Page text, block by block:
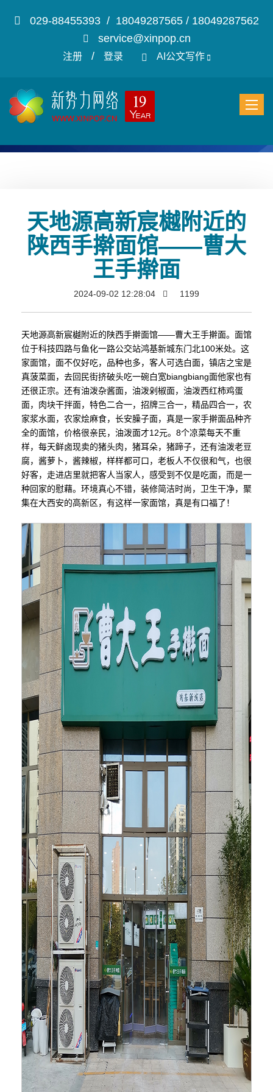
029-88455393 / 18049287565 / 18049287562
service@xinpop.cn
注册/ 登录 AI公文写作
天地源高新宸樾附近的
陕西手擀面馆——曹大
王手擀面
2024-09-02 12:28:04 1199
天地源高新宸樾附近的陕西手擀面馆——曹大王手擀面。面馆
位于科技四路与鱼化一路公交站鸿基新城东门北100米处。这
家面馆，面不仅好吃，品种也多，客人可选白面，镇店之宝是
真菠菜面，去回民街挤破头吃一碗白宽biangbiang面他家也有
还很正宗。还有油泼杂酱面，油泼剁椒面，油泼西红柿鸡蛋
面，肉块干拌面，特色二合一，招牌三合一，精品四合一，农
家浆水面，农家烩麻食，长安臊子面，真是一家手擀面品种齐
全的面馆，价格很亲民，油泼面才12元。8个凉菜每天不重
样，每天鲜卤现卖的猪头肉，猪耳朵，猪蹄子，还有油泼老豆
腐，酱萝卜，酱辣椒，样样都可口，老板人不仅很和气，也很
好客，走进店里就把客人当家人，感受到不仅是吃面，而是一
种回家的慰藉。环境真心不错，装修简洁时尚，卫生干净，聚
集在大西安的高新区，有这样一家面馆，真是有口福了！